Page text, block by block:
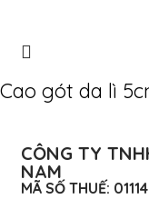
Cao gót da lì
CÔNG TY
NAM
MÃ SỐ THUẾ: